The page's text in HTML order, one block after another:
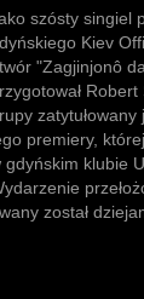
szósty singiel
Kiev
"Zagjinjonô
premiery,
gdyńskim klubie
został